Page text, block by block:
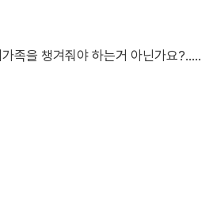
족을 챙겨줘야 하는거 아닌가요?.....